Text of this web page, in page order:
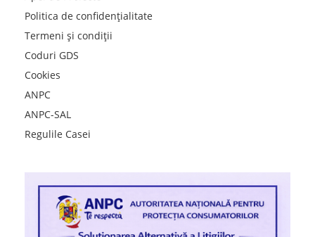
Politica de confidențialitate
Termeni și condiții
Coduri GDS
Cookies
ANPC
ANPC-SAL
Regulile Casei